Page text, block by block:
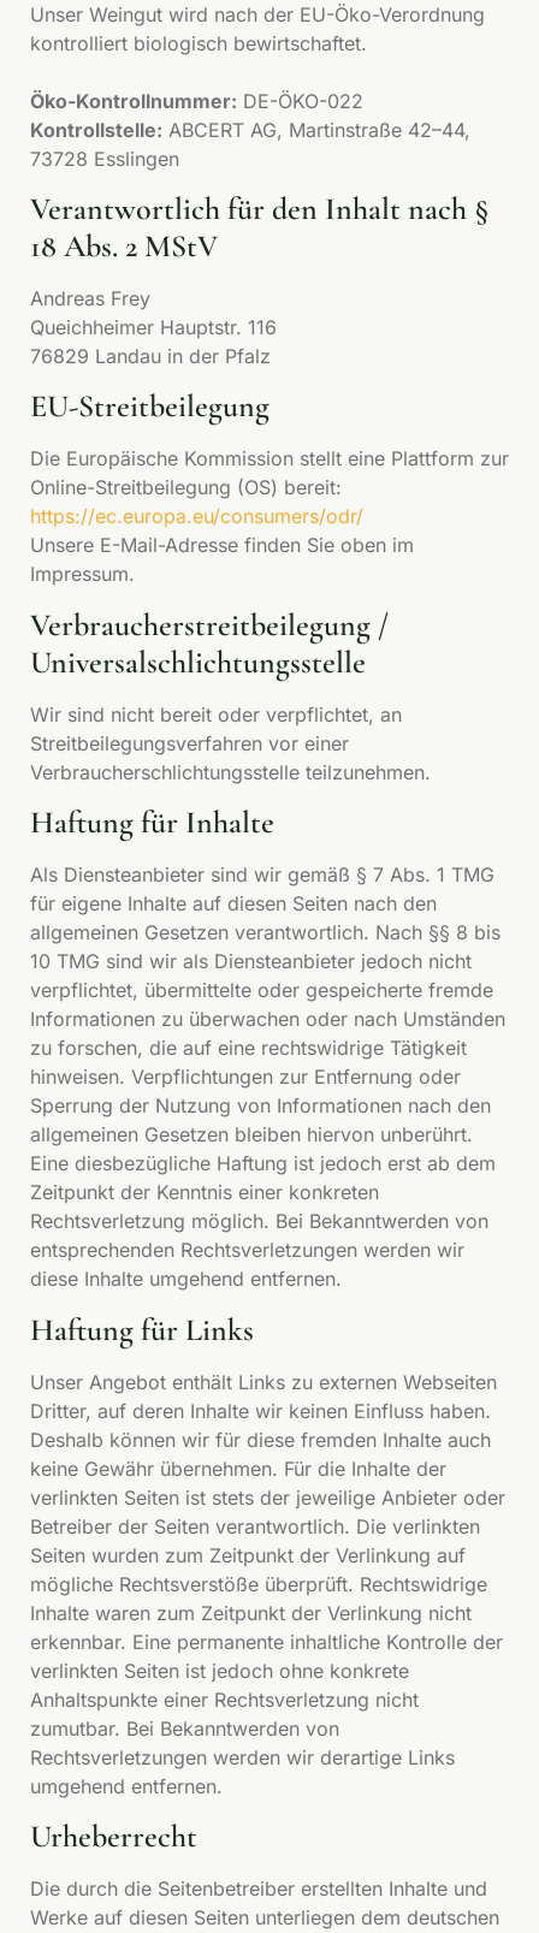
Unser Weingut wird nach der EU-Öko-Verordnung
kontrolliert biologisch bewirtschaftet.
Öko-Kontrollnummer: DE-ÖKO-022
Kontrollstelle: ABCERT AG, Martinstraße 42–44,
73728 Esslingen
Verantwortlich für den Inhalt nach §
18 Abs. 2 MStV
Andreas Frey
Queichheimer Hauptstr. 116
76829 Landau in der Pfalz
EU-Streitbeilegung
Die Europäische Kommission stellt eine Plattform zur
Online-Streitbeilegung (OS) bereit:
https://ec.europa.eu/consumers/odr/
Unsere E-Mail-Adresse finden Sie oben im
Impressum.
Verbraucherstreitbeilegung /
Universalschlichtungsstelle
Wir sind nicht bereit oder verpflichtet, an
Streitbeilegungsverfahren vor einer
Verbraucherschlichtungsstelle teilzunehmen.
Haftung für Inhalte
Als Diensteanbieter sind wir gemäß § 7 Abs. 1 TMG
für eigene Inhalte auf diesen Seiten nach den
allgemeinen Gesetzen verantwortlich. Nach §§ 8 bis
10 TMG sind wir als Diensteanbieter jedoch nicht
verpflichtet, übermittelte oder gespeicherte fremde
Informationen zu überwachen oder nach Umständen
zu forschen, die auf eine rechtswidrige Tätigkeit
hinweisen. Verpflichtungen zur Entfernung oder
Sperrung der Nutzung von Informationen nach den
allgemeinen Gesetzen bleiben hiervon unberührt.
Eine diesbezügliche Haftung ist jedoch erst ab dem
Zeitpunkt der Kenntnis einer konkreten
Rechtsverletzung möglich. Bei Bekanntwerden von
entsprechenden Rechtsverletzungen werden wir
diese Inhalte umgehend entfernen.
Haftung für Links
Unser Angebot enthält Links zu externen Webseiten
Dritter, auf deren Inhalte wir keinen Einfluss haben.
Deshalb können wir für diese fremden Inhalte auch
keine Gewähr übernehmen. Für die Inhalte der
verlinkten Seiten ist stets der jeweilige Anbieter oder
Betreiber der Seiten verantwortlich. Die verlinkten
Seiten wurden zum Zeitpunkt der Verlinkung auf
mögliche Rechtsverstöße überprüft. Rechtswidrige
Inhalte waren zum Zeitpunkt der Verlinkung nicht
erkennbar. Eine permanente inhaltliche Kontrolle der
verlinkten Seiten ist jedoch ohne konkrete
Anhaltspunkte einer Rechtsverletzung nicht
zumutbar. Bei Bekanntwerden von
Rechtsverletzungen werden wir derartige Links
umgehend entfernen.
Urheberrecht
Die durch die Seitenbetreiber erstellten Inhalte und
Werke auf diesen Seiten unterliegen dem deutschen